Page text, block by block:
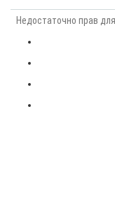
Недостаточно прав